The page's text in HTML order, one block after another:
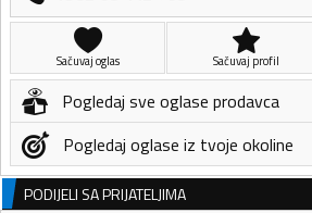
Sačuvaj oglas Sačuvaj profil
Pogledaj sve oglase prodavca
Pogledaj oglase iz tvoje okoline
PODIJELI SA PRIJATELJIMA